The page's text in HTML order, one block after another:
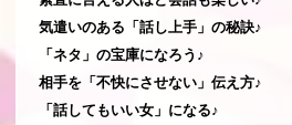
気遣いのある「話し上手」の秘訣♪
「ネタ」の宝庫になろう♪
相手を「不快にさせない」伝え方♪
「話してもいい女」になる♪